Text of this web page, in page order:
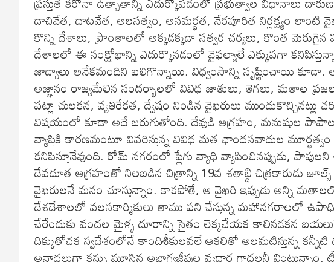
దాచివేత, దాటవేత, అలసత్వం, అసమర్ధత, నేరపూరిత నిర్లక్ష్యం
కొన్ని దేశాలు, ప్రాంతాలలో అక్కడక్కడా సత్వర చర్యలు, కొంత మెరుగైన
దేశాలలో ఈ సంక్షోభాన్ని ఎదుర్కొనడంలో వైఫల్యాలే ఎక్కువగా
జాడ్యాలు అనేకమందిని బలిగొన్నాయి. విధ్వంసాన్ని సృష్టించాయి కూడా. ఆ
అజ్ఞానం రాజ్యమేలిన సందర్భాలలో వివిధ జాతులు, తెగలు, మతాల
పట్లా చులకన, వ్యతిరేకత, ద్వేషం నిండిన వైఖరులు ముందుకొచ్చినట్లు
విషయంలో కూడా అదే జరుగుతోంది. దేవుడి ఆగ్రహం, మనుషుల
వ్యాప్తికి కారణమంటూ వివరిస్తున్న వివిధ మత ఛాందసవాదుల
కనిపిస్తూనేవుంది. రోమ్ నగరంలో ప్లేగు వ్యాధి వ్యాపించినప్పుడు,
దేవదూత ఆగ్రహంతో నిలబడిన చిత్రాన్ని 19వ శతాబ్ది చిత్రకారుడు
వైఖరులనే మనం చూస్తున్నాం. కాకపోతే, ఆ వైఖరి ఇప్పుడు అన్ని
దేశదేశాలలో వలసకార్మికులు తాము పని చేస్తున్న మహానగరాలలో
చేరేందుకు వందల మైళ్ళ దూరాన్ని సైతం లెక్కచేయక కాలినడకన
దిక్కుతోచక స్వదేశంలోనే కాందిశీకులవలే ఆకలితో అలమటిస్తున్న
అనాధలుగా కన్ను మూసిన అభాగ్యజీవుల వ్యధార్త గాధలనీ వింటున్నాం.